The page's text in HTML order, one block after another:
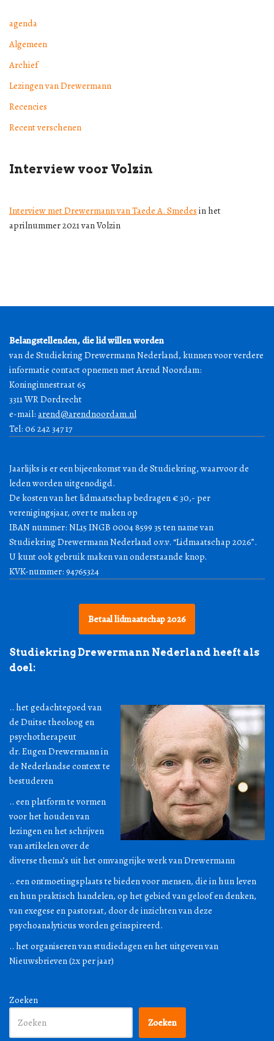
agenda
Algemeen
Archief
Lezingen van Drewermann
Recencies
Recent verschenen
Interview voor Volzin
Interview met Drewermann van Taede A. Smedes in het
aprilnummer 2021 van Volzin
Belangstellenden, die lid willen worden
van de Studiekring Drewermann Nederland, kunnen voor verdere
informatie contact opnemen met Arend Noordam:
Koninginnestraat 65
3311 WR Dordrecht
e-mail: arend@arendnoordam.nl
Tel: 06 242 347 17
Jaarlijks is er een bijeenkomst van de Studiekring, waarvoor de
leden worden uitgenodigd.
De kosten van het lidmaatschap bedragen € 30,- per
verenigingsjaar, over te maken op
IBAN nummer: NL15 INGB 0004 8599 35 ten name van
Studiekring Drewermann Nederland o.v.v. “Lidmaatschap 2026”.
U kunt ook gebruik maken van onderstaande knop.
KVK-nummer: 94765324
Betaal lidmaatschap 2026
Studiekring Drewermann Nederland heeft als
doel:
.. het gedachtegoed van
de Duitse theoloog en
psychotherapeut
dr. Eugen Drewermann in
de Nederlandse context te
bestuderen
.. een platform te vormen
voor het houden van
lezingen en het schrijven
van artikelen over de
diverse thema’s uit het omvangrijke werk van Drewermann
.. een ontmoetingsplaats te bieden voor mensen, die in hun leven
en hun praktisch handelen, op het gebied van geloof en denken,
van exegese en pastoraat, door de inzichten van deze
psychoanalyticus worden geïnspireerd.
.. het organiseren van studiedagen en het uitgeven van
Nieuwsbrieven (2x per jaar)
Zoeken
Zoeken